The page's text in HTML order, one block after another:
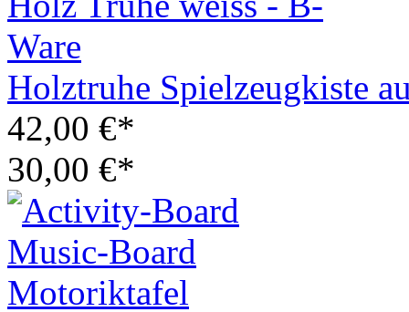
Holztruhe Spielzeugkiste
42,00 €*
30,00 €*